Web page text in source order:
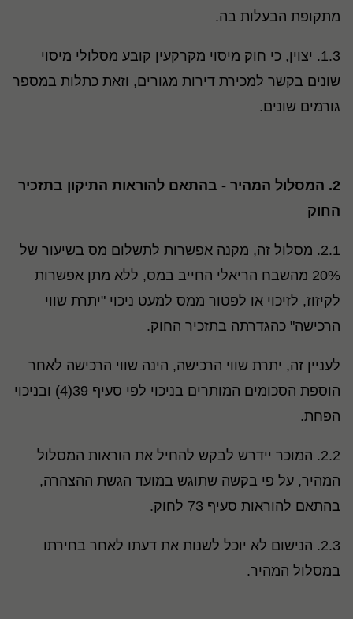
מתקופת הבעלות בה.
1.3. יצוין, כי חוק מיסוי מקרקעין קובע מסלולי מיסוי
שונים בקשר למכירת דירות מגורים, וזאת כתלות במספר
גורמים שונים.
2. המסלול המהיר - בהתאם להוראות התיקון בתזכיר
החוק
2.1. מסלול זה, מקנה אפשרות לתשלום מס בשיעור של
20% מהשבח הריאלי החייב במס, ללא מתן אפשרות
לקיזוז, לזיכוי או לפטור ממס למעט ניכוי "יתרת שווי
הרכישה" כהגדרתה בתזכיר החוק.
לעניין זה, יתרת שווי הרכישה, הינה שווי הרכישה לאחר
הוספת הסכומים המותרים בניכוי לפי סעיף 39(4) ובניכוי
הפחת.
2.2. המוכר יידרש לבקש להחיל את הוראות המסלול
המהיר, על פי בקשה שתוגש במועד הגשת ההצהרה,
בהתאם להוראות סעיף 73 לחוק.
2.3. הנישום לא יוכל לשנות את דעתו לאחר בחירתו
במסלול המהיר.